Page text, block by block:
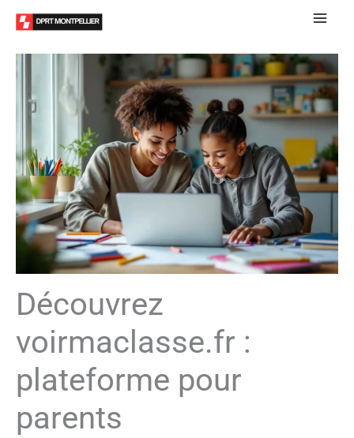
Aller
contenu
Découvrez
voirmaclasse.fr :
plateforme pour
parents